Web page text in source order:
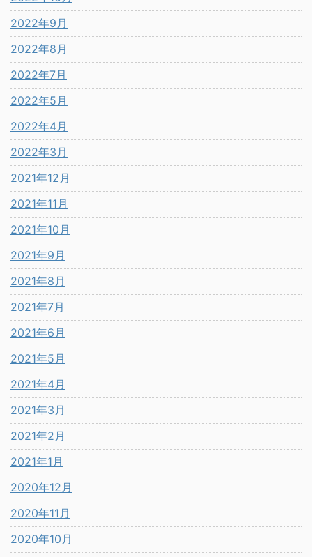
2022年9月
2022年8月
2022年7月
2022年5月
2022年4月
2022年3月
2021年12月
2021年11月
2021年10月
2021年9月
2021年8月
2021年7月
2021年6月
2021年5月
2021年4月
2021年3月
2021年2月
2021年1月
2020年12月
2020年11月
2020年10月